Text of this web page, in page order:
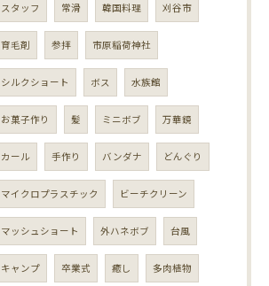
スタッフ 常滑 韓国料理 刈谷市
育毛剤 参拝 市原稲荷神社
シルクショート ボス 水族館
お菓子作り 髪 ミニボブ 万華鏡
カール 手作り バンダナ どんぐり
マイクロプラスチック ビーチクリーン
マッシュショート 外ハネボブ 台風
キャンプ 卒業式 癒し 多肉植物